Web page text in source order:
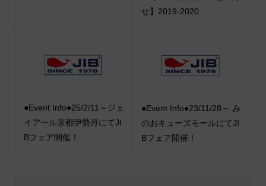
せ】2019-2020
●Event Info●25/2/11～ジェ
イアール京都伊勢丹にてJI
Bフェア開催！
●Event Info●23/11/28～ み
のおキューズモールにてJI
Bフェア開催！